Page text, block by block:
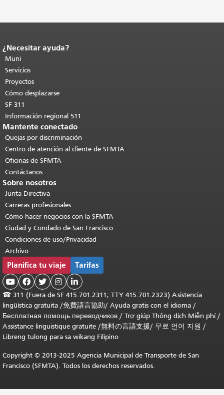
Fin del contenido de la página.
de esta página se repite en todas las
páginas.Volver al principio del
contenido principal
¿Necesitar ayuda?
Muni
Servicios
Proyectos
Cómo desplazarse
SF 311
Información regional 511
Mantente conectado
Quejas por discriminación
Centro de atención al cliente de SFMTA
Oficinas de SFMTA
Contáctanos
Sobre nosotros
Junta Directiva
Carreras profesionales
Cómo hacer negocios con la SFMTA
Ciudad y Condado de San Francisco
Condiciones de uso/Privacidad
Archivo
Planifica tu viaje Tarifas
    
☎ 311 (Fuera de SF 415.701.2311; TTY 415.701.2323) Asistencia
lingüística gratuita /免費語言協助/ Ayuda gratis con el idioma /
Бесплатная помощь переводчиков / Trợ giúp Thông dịch Miễn phí/
Assistance linguistique gratuite /無料の言語支援/ 무료 언어 지원 /
Libreng tulong para sa wikang Filipino
Copyright © 2013-2025 Agencia Municipal de Transporte de San
Francisco (SFMTA). Todos los derechos reservados.